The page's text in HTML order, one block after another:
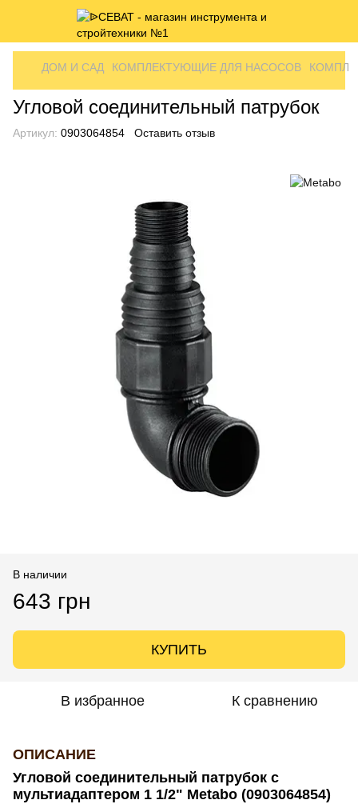
ДОМ И САД КОМПЛЕКТУЮЩИЕ ДЛЯ НАСОСОВ
Угловой соединительный патрубок
Артикул: 0903064854 Оставить отзыв
В наличии
643 грн
КУПИТЬ
В избранное К сравнению
ОПИСАНИЕ
Угловой соединительный патрубок с
мультиадаптером 1 1/2" Metabo (0903064854)